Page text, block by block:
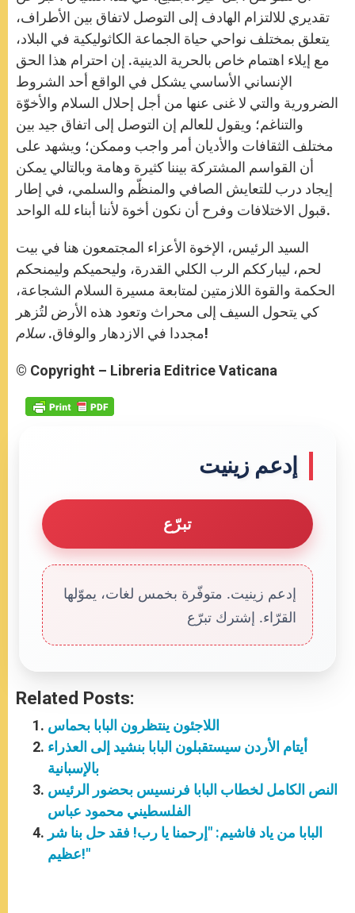
تقديري للالتزام الهادف إلى التوصل لاتفاق بين الأطراف،
يتعلق بمختلف نواحي حياة الجماعة الكاثوليكية في البلاد،
مع إيلاء اهتمام خاص بالحرية الدينية. إن احترام هذا الحق
الإنساني الأساسي يشكل في الواقع أحد الشروط
الضرورية والتي لا غنى عنها من أجل إحلال السلام والأخوّة
والتناغم؛ ويقول للعالم إن التوصل إلى اتفاق جيد بين
مختلف الثقافات والأديان أمر واجب وممكن؛ ويشهد على
أن القواسم المشتركة بيننا كثيرة وهامة وبالتالي يمكن
إيجاد درب للتعايش الصافي والمنظّم والسلمي، في إطار
قبول الاختلافات وفرح أن نكون أخوة لأننا أبناء لله الواحد.
السيد الرئيس، الإخوة الأعزاء المجتمعون هنا في بيت
لحم، ليبارككم الرب الكلي القدرة، وليحميكم وليمنحكم
الحكمة والقوة اللازمتين لمتابعة مسيرة السلام الشجاعة،
كي يتحول السيف إلى محراث وتعود هذه الأرض لتُزهر
مجددا في الازدهار والوفاق. سلام !
© Copyright – Libreria Editrice Vaticana
إدعم زينيت
تبرّع
إدعم زينيت. متوفّرة بخمس لغات، يموّلها
القرّاء. إشترك تبرّع
Related Posts:
اللاجئون ينتظرون البابا بحماس
أيتام الأردن سيستقبلون البابا بنشيد إلى العذراء
بالإسبانية
النص الكامل لخطاب البابا فرنسيس بحضور الرئيس
الفلسطيني محمود عباس
البابا من ياد فاشيم: "إرحمنا يا رب! فقد حل بنا شر
عظيم!"